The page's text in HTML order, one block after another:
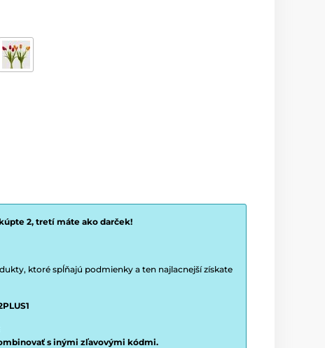
kúpte 2, tretí máte ako darček!
ktoré spĺňajú podmienky a ten najlacnejší získate
s inými zľavovými kódmi.